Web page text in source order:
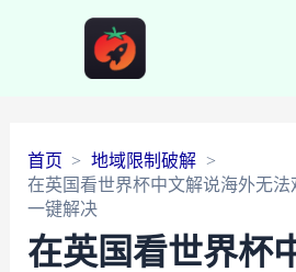
首页
地域限制破解
在英国看世界杯中文解说海外无
一键解决
在英国看世界杯